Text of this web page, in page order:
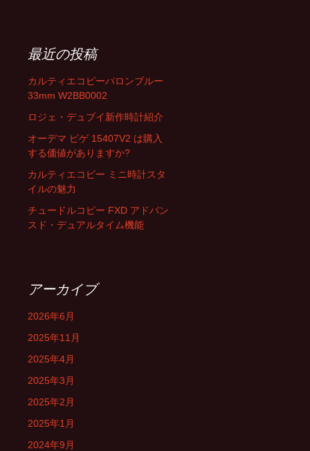
最近の投稿
カルティエコピーバロンブルー
33mm W2BB0002
ロジェ・デュブイ新作時計紹介
オーデマ ピゲ 15407V2 は購入
する価値がありますか?
カルティエコピー ミニ時計スタ
イルの魅力
チュードルコピー FXD アドバン
スド・デュアルタイム機能
アーカイブ
2026年6月
2025年11月
2025年4月
2025年3月
2025年2月
2025年1月
2024年9月